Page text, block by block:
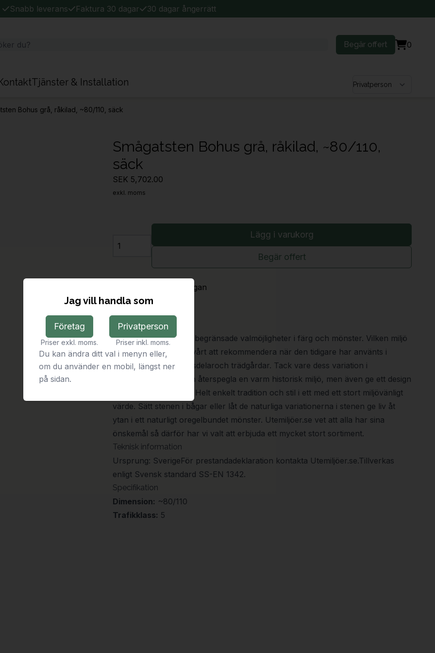
Snabb leverans Faktura 30 dagar 30 dagar ångerrätt
Begär offert 0
Tjänster & Installation Välj kundtyp
Bohus grå, råkilad, ~80/110, säck
Smågatsten Bohus grå, råkilad, ~80/110,
säck
SEK 5,702.00
exkl. moms
Antal
Lägg i varukorg
Begär offert
På förfrågan
Gatsten ger nästintill obegränsade valmöjligheter i färg och mönster. Vilken miljö
den passar bäst i är svårt att rekommendera när den tidigare har använts i
historien till både stadsdelaroch trädgårdar. Tack vare dess variation i
ytbearbetning kan den återspegla en varm historisk miljö, men även ge ett design
intryck i stil och form. Helt enkelt tradition och stil i ett med ett stort miljövänligt
värde. Sätt stenen i bågar eller låt de naturliga variationerna i stenen ge liv åt
ytan i ett naturligt oregelbundet mönster. Utemiljöer.se vet att alla har sina
önskemål så därför har vi valt att erbjuda ett mycket stort sortiment.
Teknisk information
Ursprung: SverigeFör prestandadeklaration kontakta Utemiljöer.se.Tillverkas
enligt Svensk standard SS-EN 1342.
Specifikation
Dimension: ~80/110
Trafikklass: 5
Jag vill handla som
Företag
Priser exkl. moms.
Privatperson
Priser inkl. moms.
Du kan ändra ditt val i menyn eller,
om du använder en mobil, längst ner
på sidan.